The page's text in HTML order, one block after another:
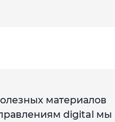
материалов
digital мы